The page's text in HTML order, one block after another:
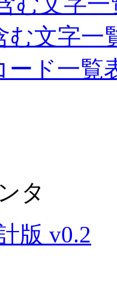
む文字一
ード一覧
タ
版 v0.2